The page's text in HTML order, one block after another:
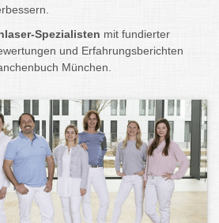
Spezialisten mit fundierter
und Erfahrungsberichten
München.